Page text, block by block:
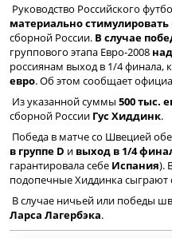
Руководство Российского
материально стимулировать
сборной России. В случае
группового этапа Евро-2008
россиянам выход в 1/4 финала,
евро. Об этом сообщает
Из указанной суммы 500 тыс.
сборной России Гус Хиддинк.
Победа в матче со Швецией
в группе D и выход в 1/4
гарантировала себе Испания).
подопечные Хиддинка сыграют
В случае ничьей или победы
Ларса Лагербэка.